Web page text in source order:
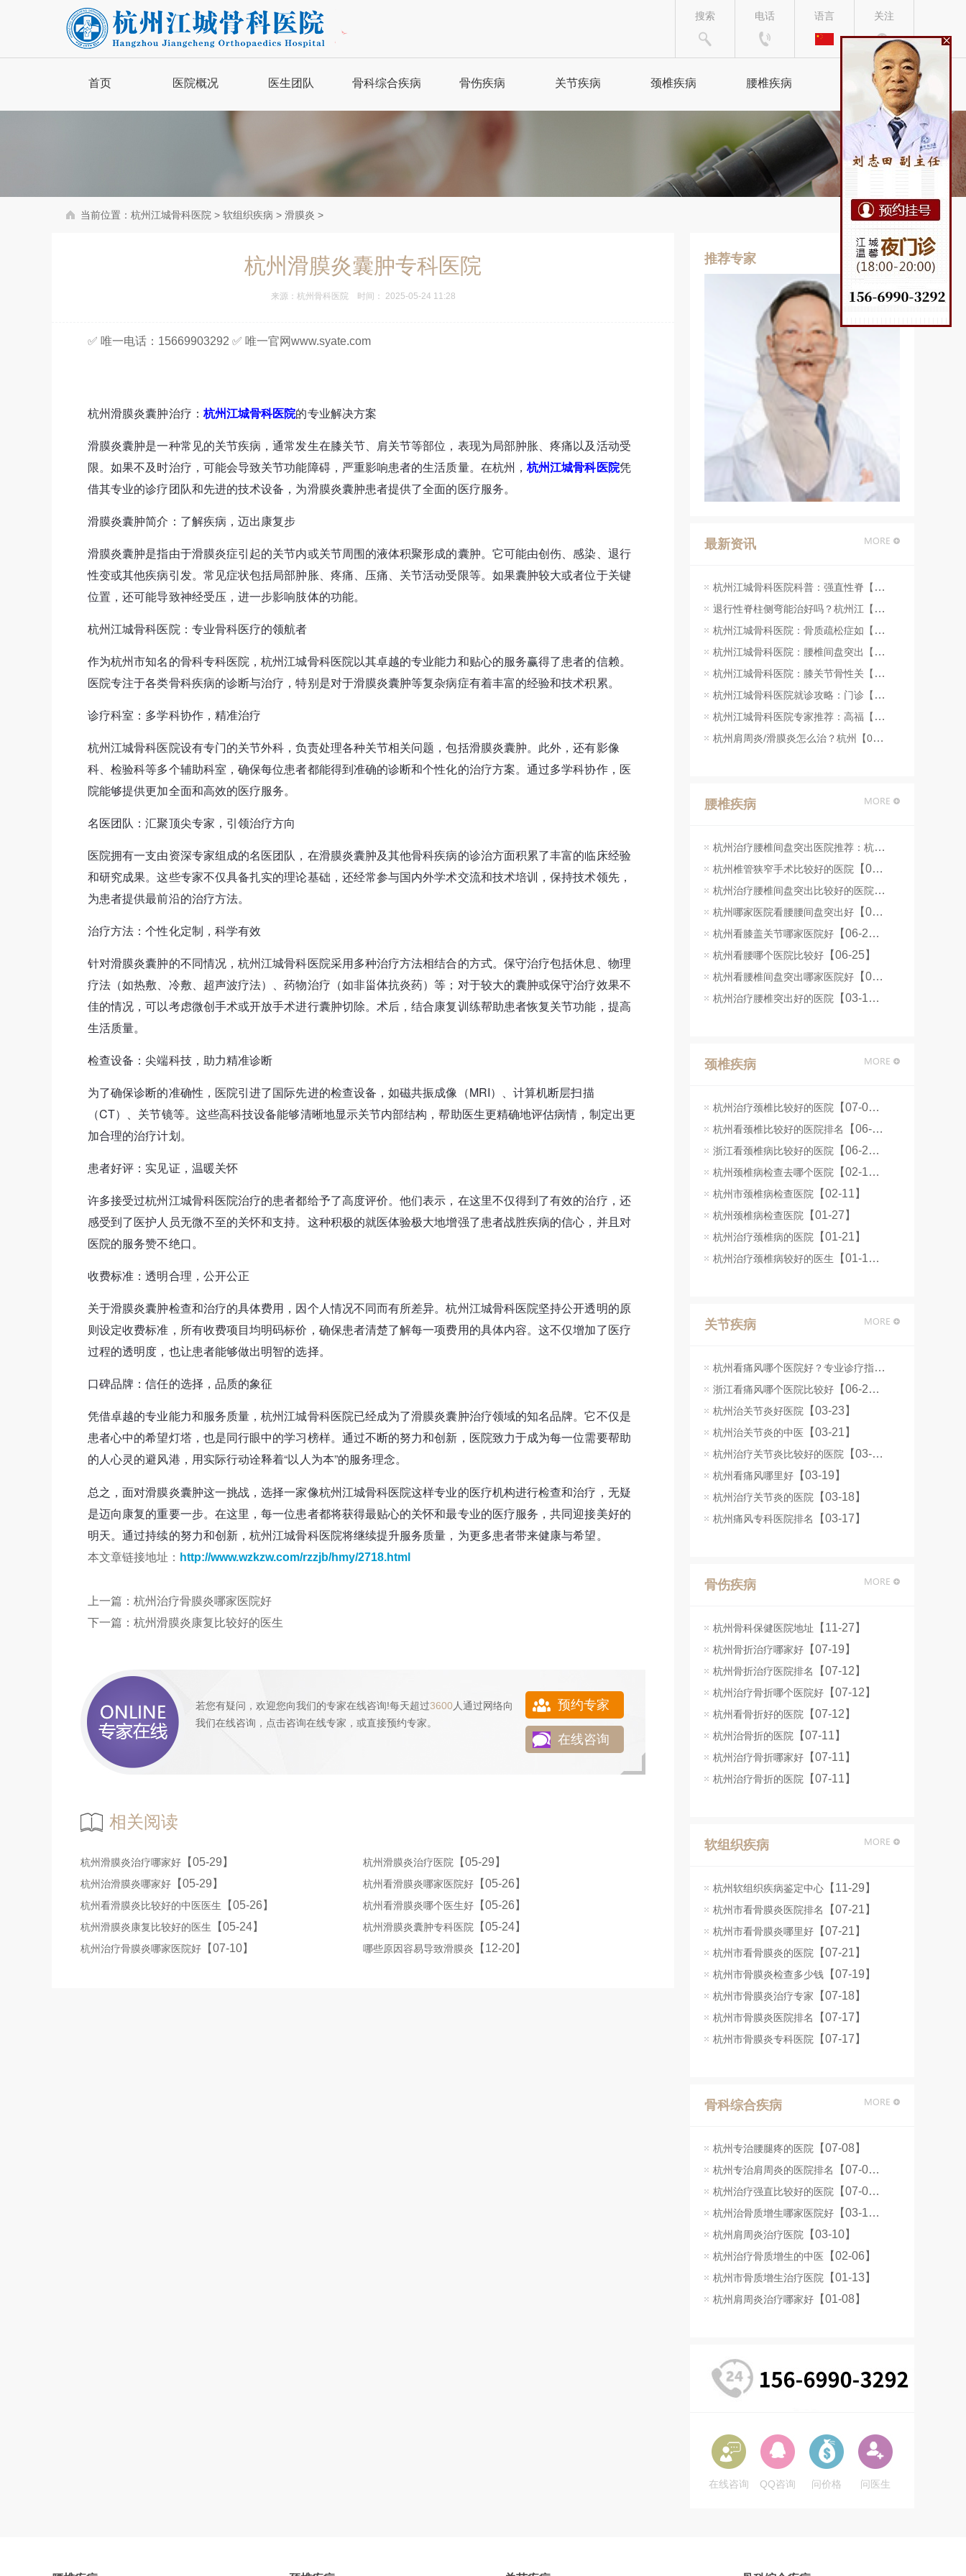
搜索 电话 语言 关注
首页 医院概况 医生团队 骨科综合疾病 骨伤疾病 关节疾病 颈椎疾病
颈腰综合症
腰椎疾病
腰椎间盘突出
腰椎病
来院路线
当前位置： 杭州江城骨科医院 > 软组织疾病 > 滑膜炎 >
杭州滑膜炎囊肿专科医院
来源： 杭州骨科医院时间： 2025-05-24 11:28
✅ 唯一电话：15669903292 ✅ 唯一官网www.syate.com
杭州滑膜炎囊肿治疗： 杭州江城骨科医院的专业解决方案
滑膜炎囊肿是一种常见的关节疾病，通常发生在膝关节、肩关节等部位，表现为局部肿胀、疼痛以及活动受
限。如果不及时治疗，可能会导致关节功能障碍，严重影响患者的生活质量。在杭州，杭州江城骨科医院凭
借其专业的诊疗团队和先进的技术设备，为滑膜炎囊肿患者提供了全面的医疗服务。
滑膜炎囊肿简介：了解疾病，迈出康复步
滑膜炎囊肿是指由于滑膜炎症引起的关节内或关节周围的液体积聚形成的囊肿。它可能由创伤、感染、退行
性变或其他疾病引发。常见症状包括局部肿胀、疼痛、压痛、关节活动受限等。如果囊肿较大或者位于关键
位置，还可能导致神经受压，进一步影响肢体的功能。
杭州江城骨科医院：专业骨科医疗的领航者
作为杭州市知名的骨科专科医院，杭州江城骨科医院以其卓越的专业能力和贴心的服务赢得了患者的信赖。
医院专注于各类骨科疾病的诊断与治疗，特别是对于滑膜炎囊肿等复杂病症有着丰富的经验和技术积累。
诊疗科室：多学科协作，精准治疗
杭州江城骨科医院设有专门的关节外科，负责处理各种关节相关问题，包括滑膜炎囊肿。此外，还有影像
科、检验科等多个辅助科室，确保每位患者都能得到准确的诊断和个性化的治疗方案。通过多学科协作，医
院能够提供更加全面和高效的医疗服务。
名医团队：汇聚顶尖专家，引领治疗方向
医院拥有一支由资深专家组成的名医团队，在滑膜炎囊肿及其他骨科疾病的诊治方面积累了丰富的临床经验
和研究成果。这些专家不仅具备扎实的理论基础，还经常参与国内外学术交流和技术培训，保持技术领先，
为患者提供最前沿的治疗方法。
治疗方法：个性化定制，科学有效
针对滑膜炎囊肿的不同情况，杭州江城骨科医院采用多种治疗方法相结合的方式。保守治疗包括休息、物理
疗法（如热敷、冷敷、超声波疗法）、药物治疗（如非甾体抗炎药）等；对于较大的囊肿或保守治疗效果不
佳的情况，可以考虑微创手术或开放手术进行囊肿切除。术后，结合康复训练帮助患者恢复关节功能，提高
生活质量。
检查设备：尖端科技，助力精准诊断
为了确保诊断的准确性，医院引进了国际先进的检查设备，如磁共振成像（MRI）、计算机断层扫描
（CT）、关节镜等。这些高科技设备能够清晰地显示关节内部结构，帮助医生更精确地评估病情，制定出更
加合理的治疗计划。
患者好评：实见证，温暖关怀
许多接受过杭州江城骨科医院治疗的患者都给予了高度评价。他们表示，在这里不仅得到了有效的治疗，还
感受到了医护人员无微不至的关怀和支持。这种积极的就医体验极大地增强了患者战胜疾病的信心，并且对
医院的服务赞不绝口。
收费标准：透明合理，公开公正
关于滑膜炎囊肿检查和治疗的具体费用，因个人情况不同而有所差异。杭州江城骨科医院坚持公开透明的原
则设定收费标准，所有收费项目均明码标价，确保患者清楚了解每一项费用的具体内容。这不仅增加了医疗
过程的透明度，也让患者能够做出明智的选择。
口碑品牌：信任的选择，品质的象征
凭借卓越的专业能力和服务质量，杭州江城骨科医院已经成为了滑膜炎囊肿治疗领域的知名品牌。它不仅是
患者心中的希望灯塔，也是同行眼中的学习榜样。通过不断的努力和创新，医院致力于成为每一位需要帮助
的人心灵的避风港，用实际行动诠释着“以人为本”的服务理念。
总之，面对滑膜炎囊肿这一挑战，选择一家像杭州江城骨科医院这样专业的医疗机构进行检查和治疗，无疑
是迈向康复的重要一步。在这里，每一位患者都将获得最贴心的关怀和最专业的医疗服务，共同迎接美好的
明天。通过持续的努力和创新，杭州江城骨科医院将继续提升服务质量，为更多患者带来健康与希望。
本文章链接地址： http://www.wzkzw.com/rzzjb/hmy/2718.html
上一篇： 杭州治疗骨膜炎哪家医院好
下一篇： 杭州滑膜炎康复比较好的医生
若您有疑问，欢迎您向我们的专家在线咨询!每天超过3600 人通过网络向
我们在线咨询 ， 点击咨询在线专家，或直接预约专家。
预约专家
在线咨询
相关阅读
杭州滑膜炎治疗哪家好 【05-29】 杭州滑膜炎治疗医院 【05-29】
杭州治滑膜炎哪家好 【05-29】 杭州看滑膜炎哪家医院好 【05-26】
杭州看滑膜炎比较好的中医医生 【05-26】 杭州看滑膜炎哪个医生好 【05-26】
杭州滑膜炎康复比较好的医生 【05-24】 杭州滑膜炎囊肿专科医院 【05-24】
杭州治疗骨膜炎哪家医院好 【07-10】 哪些原因容易导致滑膜炎 【12-20】
推荐专家
最新资讯
杭州江城骨科医院科普：强直性脊【07-23】
退行性脊柱侧弯能治好吗？杭州江【07-23】
杭州江城骨科医院：骨质疏松症如【07-23】
杭州江城骨科医院：腰椎间盘突出【07-23】
杭州江城骨科医院：膝关节骨性关【07-23】
杭州江城骨科医院就诊攻略：门诊【07-22】
杭州江城骨科医院专家推荐：高福【07-22】
杭州肩周炎/滑膜炎怎么治？杭州【07-22】
腰椎疾病
杭州治疗腰椎间盘突出医院推荐：杭州江城骨科医院脊柱微创手术解析
杭州椎管狭窄手术比较好的医院 【07-08】
杭州治疗腰椎间盘突出比较好的医院
【07-07】
杭州哪家医院看腰腰间盘突出好 【06-26】
杭州看膝盖关节哪家医院好 【06-25】
杭州看腰哪个医院比较好 【06-25】
杭州看腰椎间盘突出哪家医院好 【06-25】
杭州治疗腰椎突出好的医院 【03-16】
颈椎疾病
杭州治疗颈椎比较好的医院 【07-07】
杭州看颈椎比较好的医院排名 【06-25】
浙江看颈椎病比较好的医院 【06-24】
杭州颈椎病检查去哪个医院 【02-12】
杭州市颈椎病检查医院 【02-11】
杭州颈椎病检查医院 【01-27】
杭州治疗颈椎病的医院 【01-21】
杭州治疗颈椎病较好的医生 【01-14】
关节疾病
杭州看痛风哪个医院好？专业诊疗指南
浙江看痛风哪个医院比较好 【06-24】
杭州治关节炎好医院 【03-23】
杭州治关节炎的中医 【03-21】
杭州治疗关节炎比较好的医院 【03-20】
杭州看痛风哪里好 【03-19】
杭州治疗关节炎的医院 【03-18】
杭州痛风专科医院排名 【03-17】
骨伤疾病
杭州骨科保健医院地址 【11-27】
杭州骨折治疗哪家好 【07-19】
杭州骨折治疗医院排名 【07-12】
杭州治疗骨折哪个医院好 【07-12】
杭州看骨折好的医院 【07-12】
杭州治骨折的医院 【07-11】
杭州治疗骨折哪家好 【07-11】
杭州治疗骨折的医院 【07-11】
软组织疾病
杭州软组织疾病鉴定中心 【11-29】
杭州市看骨膜炎医院排名 【07-21】
杭州市看骨膜炎哪里好 【07-21】
杭州市看骨膜炎的医院 【07-21】
杭州市骨膜炎检查多少钱 【07-19】
杭州市骨膜炎治疗专家 【07-18】
杭州市骨膜炎医院排名 【07-17】
杭州市骨膜炎专科医院 【07-17】
骨科综合疾病
杭州专治腰腿疼的医院 【07-08】
杭州专治肩周炎的医院排名 【07-08】
杭州治疗强直比较好的医院 【07-07】
杭州治骨质增生哪家医院好 【03-11】
杭州肩周炎治疗医院 【03-10】
杭州治疗骨质增生的中医 【02-06】
杭州市骨质增生治疗医院 【01-13】
杭州肩周炎治疗哪家好 【01-08】
在线咨询 QQ咨询 问价格 问医生